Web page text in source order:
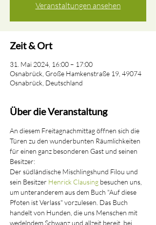
Veranstaltungen ansehen
Zeit & Ort
31. Mai 2024, 16:00 – 17:00
Osnabrück, Große Hamkenstraße 19, 49074
Osnabrück, Deutschland
Über die Veranstaltung
An diesem Freitagnachmittag öffnen sich die
Türen zu den wunderbunten Räumlichkeiten
für einen ganz besonderen Gast und seinen
Besitzer:
Der südländische Mischlingshund Filou und
sein Besitzer Henrick Clausing besuchen uns,
um unteranderem aus dem Buch "Auf diese
Pfoten ist Verlass" vorzulesen. Das Buch
handelt von Hunden, die uns Menschen mit
wedelndem Schwanz und allzeit bereit, bei